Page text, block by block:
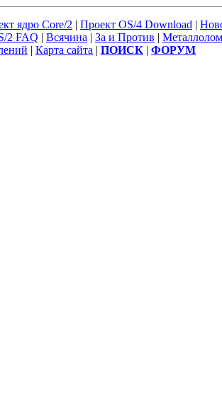
ядро Core/2 | Проект OS/4 Download |
2 FAQ | Всячина | За и Против | Металлолом
| Карта сайта | ПОИСК | ФОРУМ